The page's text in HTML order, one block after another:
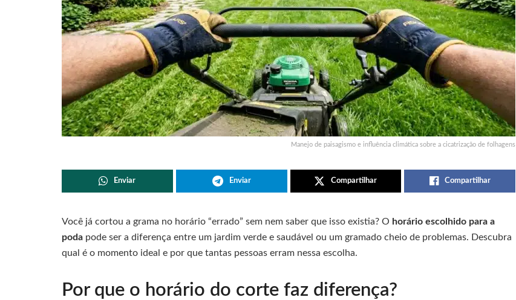
Manejo de paisagismo e influência climática sobre a cicatrização de folhagens
Enviar Enviar Compartilhar Compartilhar
Você já cortou a grama no horário “errado” sem nem saber que isso existia? O horário escolhido para a
poda pode ser a diferença entre um jardim verde e saudável ou um gramado cheio de problemas. Descubra
qual é o momento ideal e por que tantas pessoas erram nessa escolha.
Por que o horário do corte faz diferença?